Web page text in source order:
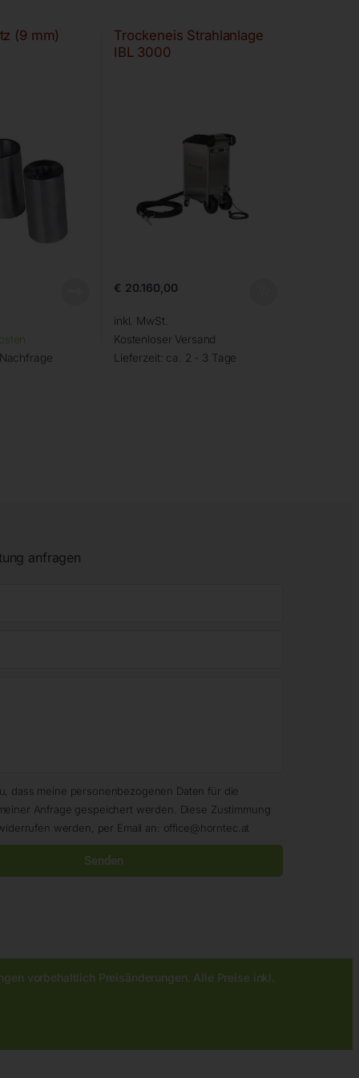
(9 mm)
Trockeneis Strahlanlage
IBL 3000
€ 20.160,00
inkl. MwSt.
Kostenloser Versand
Lieferzeit: ca. 2 - 3 Tage
anfragen
dass meine personenbezogenen Daten für die
Anfrage gespeichert werden. Diese Zustimmung
werden, per Email an: office@horntec.at
Senden
vorbehaltlich Preisänderungen. Alle Preise inkl.